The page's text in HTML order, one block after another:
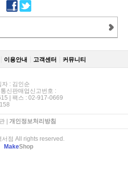
이용안내 고객센터 커뮤니티
: 김인순
신판매업신고번호 :
| 팩스 : 02-917-0669
| 개인정보처리방침
점 All rights reserved.
MakeShop